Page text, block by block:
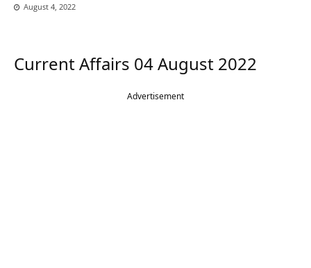
August 4, 2022
Current Affairs 04 August 2022
Advertisement